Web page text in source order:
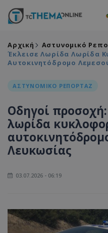
Αρχική Αστυνομικό
Έκλεισε Λωρίδα Λωρίδα
Αυτοκινητόδρομο
ΑΣΤΥΝΟΜΙΚΟ ΡΕΠΟΡΤΑΖ
Οδηγοί
λωρίδα
Λευκωσίας
03.07.2026 - 06:19